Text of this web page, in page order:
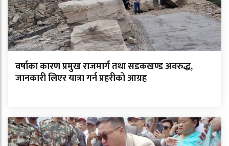
वर्षाका कारण प्रमुख राजमार्ग तथा सडकखण्ड अवरुद्ध,
जानकारी लिएर यात्रा गर्न प्रहरीको आग्रह